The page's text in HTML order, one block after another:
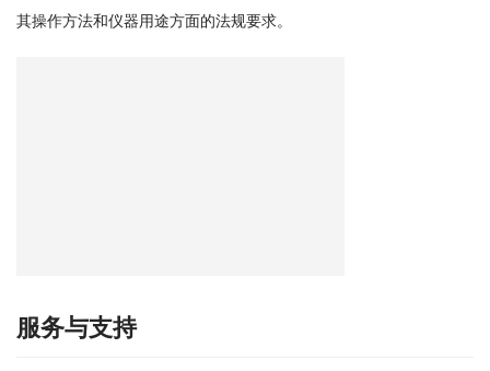
其操作方法和仪器用途方面的法规要求。
服务与支持